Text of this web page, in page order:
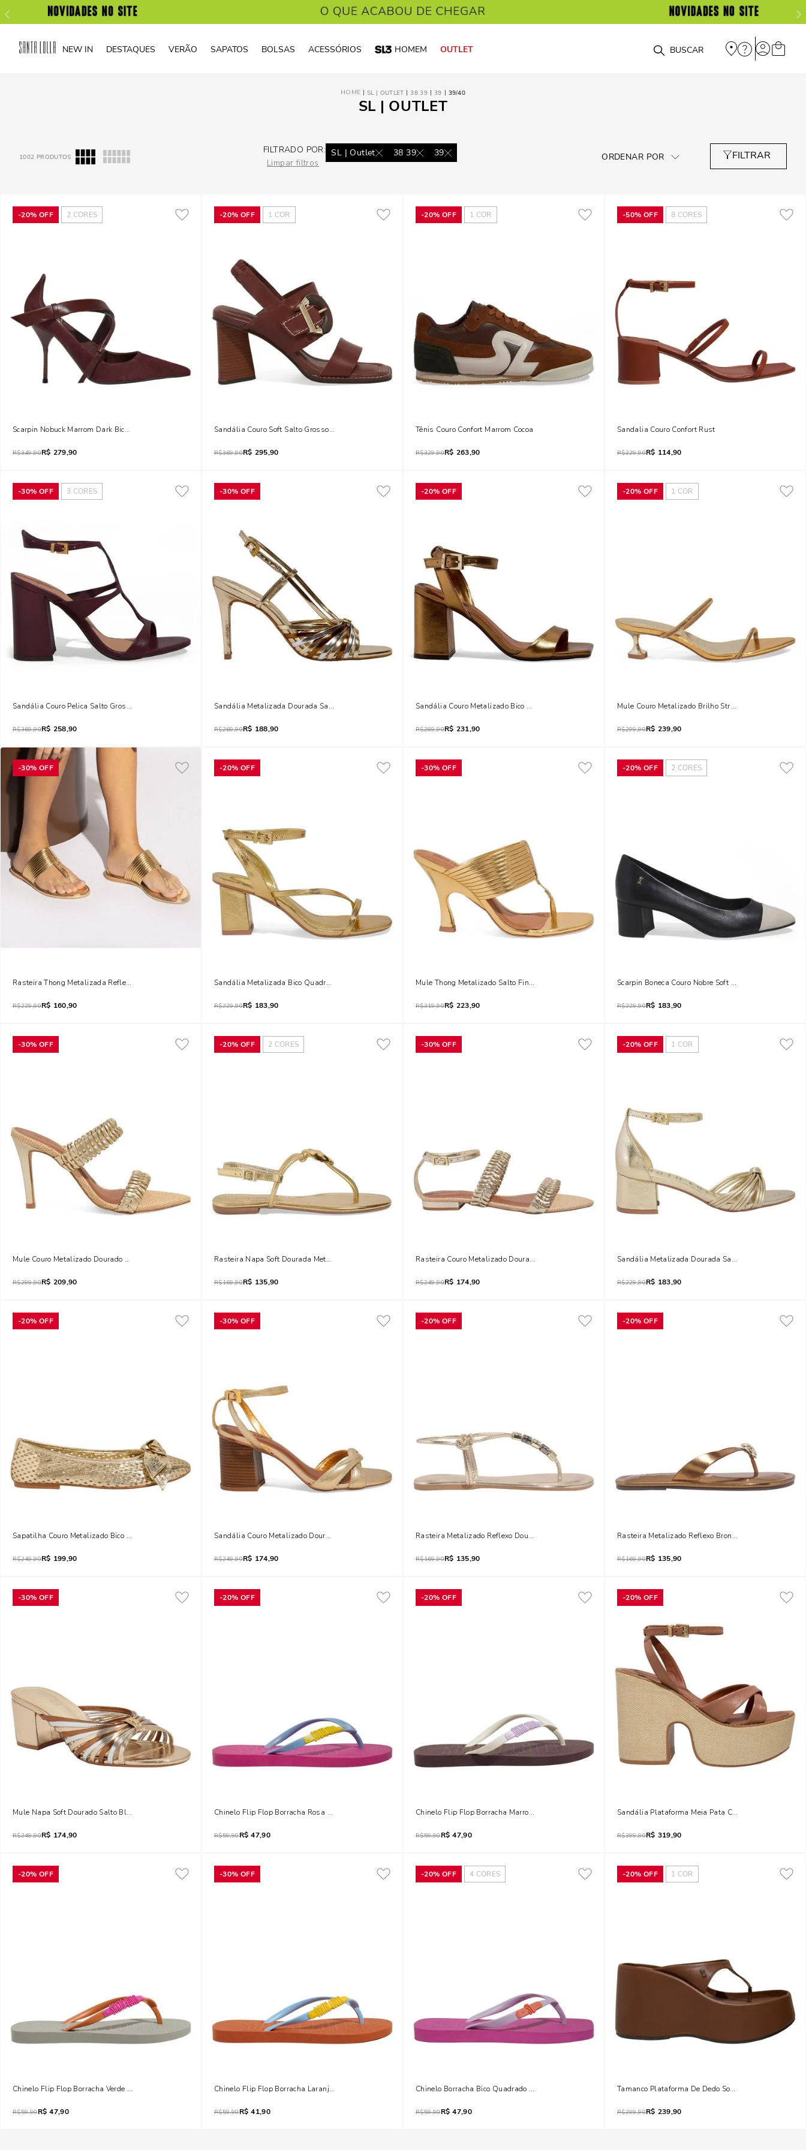
NEW IN DESTAQUES VERÃO SAPATOS BOLSAS ACESSÓRIOS HOMEM OUTLET O que você está procurando?
SL | OUTLET 38 39 39 39/40
SL | OUTLET
1002 PRODUTOS
FILTRADO POR:
Limpar filtros
SL | Outlet 38 39 39
-20% OFF 2 CORES
Scarpin Nobuck Marrom Dark Bico Fino Salto Agulha
R$349,90R$ 279,90
-20% OFF 1 COR
Sandália Couro Soft Salto Grosso Marrom Terracota
R$369,90R$ 295,90
-20% OFF 1 COR
Tênis Couro Confort Marrom Cocoa
R$329,90R$ 263,90
-50% OFF 8 CORES
Sandalia Couro Confort Rust
R$229,90R$ 114,90
-30% OFF 3 CORES
Sandália Couro Pelica Salto Grosso Roxo Berry
R$369,90R$ 258,90
-30% OFF
Sandália Metalizada Dourada Salto Fino
R$269,90R$ 188,90
-20% OFF
Sandália Couro Metalizado Bico Quadrado Bronze
R$289,90R$ 231,90
-20% OFF 1 COR
Mule Couro Metalizado Brilho Strass Salto Taça
R$299,90R$ 239,90
-30% OFF
Rasteira Thong Metalizada Reflexo Dourada
R$229,90R$ 160,90
-20% OFF
Sandália Metalizada Bico Quadrado Salto Grosso Dourada
R$229,90R$ 183,90
-30% OFF
Mule Thong Metalizado Salto Fino Dourado
R$319,90R$ 223,90
-20% OFF 2 CORES
Scarpin Boneca Couro Nobre Soft Salto Grosso Preto
R$229,90R$ 183,90
-30% OFF
Mule Couro Metalizado Dourado Salto Alto Tiras Trançadas
R$299,90R$ 209,90
-20% OFF 2 CORES
Rasteira Napa Soft Dourada Metalizada Coração Metal
R$169,90R$ 135,90
-30% OFF
Rasteira Couro Metalizado Dourada
R$249,90R$ 174,90
-20% OFF 1 COR
Sandália Metalizada Dourada Salto Baixo Bloco
R$229,90R$ 183,90
-20% OFF
Sapatilha Couro Metalizado Bico Redondo Laço Dourada
R$249,90R$ 199,90
-30% OFF
Sandália Couro Metalizado Dourado Salto Bloco
R$249,90R$ 174,90
-20% OFF
Rasteira Metalizado Reflexo Dourado
R$169,90R$ 135,90
-20% OFF
Rasteira Metalizado Reflexo Bronze
R$169,90R$ 135,90
-30% OFF
Mule Napa Soft Dourado Salto Bloco
R$249,90R$ 174,90
-20% OFF
Chinelo Flip Flop Borracha Rosa Fúcsia
R$59,90R$ 47,90
-20% OFF
Chinelo Flip Flop Borracha Marrom Cocoa
R$59,90R$ 47,90
-20% OFF
Sandália Plataforma Meia Pata Couro Nobre Soft
R$399,90R$ 319,90
-20% OFF
Chinelo Flip Flop Borracha Verde Pistache
R$59,90R$ 47,90
-30% OFF
Chinelo Flip Flop Borracha Laranja Morange
R$59,90R$ 41,90
-20% OFF 4 CORES
Chinelo Borracha Bico Quadrado Rosa Fúcsia
R$59,90R$ 47,90
-20% OFF 1 COR
Tamanco Plataforma De Dedo Soft Mestiço Marrom
R$299,90R$ 239,90